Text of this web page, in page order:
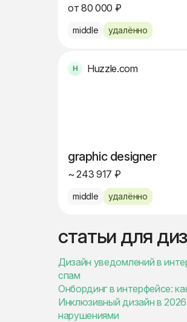
от 80 000 ₽
middle удалённо
Huzzle.com
graphic designer
~ 243 917 ₽
middle удалённо
статьи для
Дизайн уведомлений в
спам
Онбординг в интерфейсе:
Инклюзивный дизайн в
нарушениями